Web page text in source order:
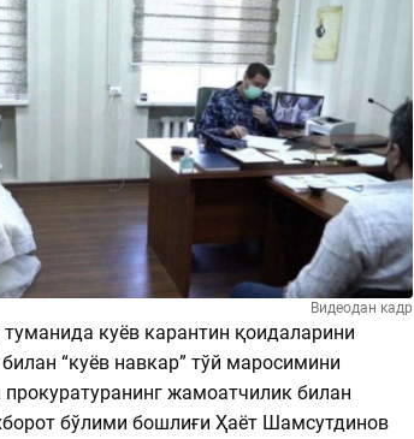
Видеодан кадр
куёв карантин қоидаларини
“куёв навкар” тўй маросимини
жамоатчилик билан
бўлими бошлиғи Ҳаёт Шамсутдинов